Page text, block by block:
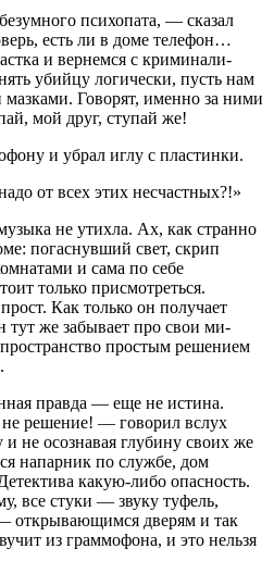
психопата, — сказал
есть ли в доме телефон…
и вернемся с криминали­
убийцу логически, пусть нам
мазками. Говорят, именно за ними
мой друг, ступай же!
и убрал иглу с пла­стинки.
от всех этих несчаст­ных?!»
не утихла. Ах, как странно
погаснувший свет, скрип
и сама по себе
только присмотреться.
Как только он получает
тут же забывает про свои ми­
простым решени­ем
правда — еще не исти­на.
решение! — говорил вслух
и не осознавая глубину своих же
напарник по службе, дом
какую-либо опас­ность.
все стуки — звуку ту­фель,
дверям и так
из граммофона, и это нельзя